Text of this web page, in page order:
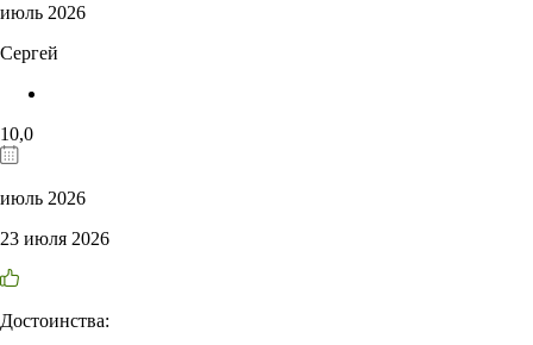
июль 2026
Сергей
10,0
июль 2026
23 июля 2026
Достоинства: